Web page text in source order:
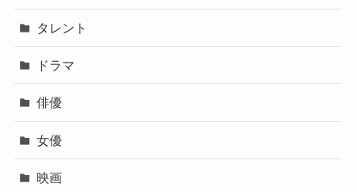
タレント
ドラマ
俳優
女優
映画